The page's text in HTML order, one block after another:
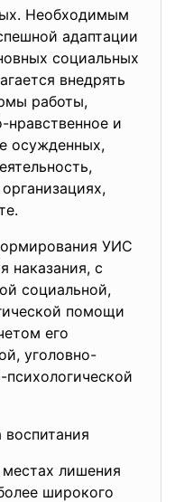
Необходимым
адаптации
социальных
внедрять
работы,
нравственное и
осужденных,
УИС
наказания, с
социальной,
помощи
его
уголовно-
лишения
широкого